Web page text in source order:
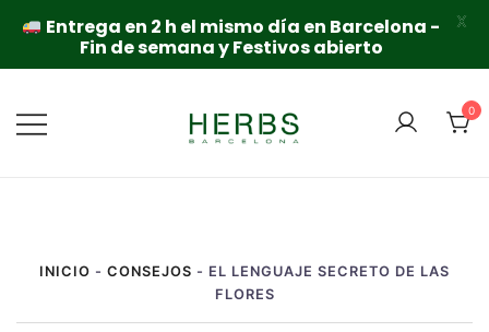
contenido
0
INICIO - CONSEJOS - EL LENGUAJE SECRETO DE LAS
FLORES
Entrega en 2 h el mismo día en Barcelona -
Fin de semana y Festivos abierto
X